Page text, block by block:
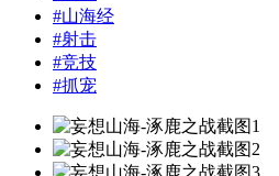
#山海经
#射击
#竞技
#抓宠